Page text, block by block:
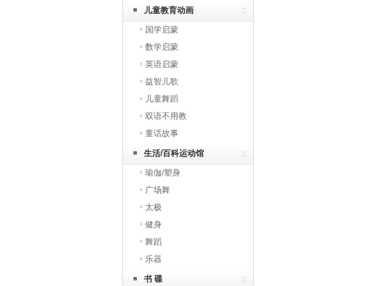
儿童教育动画
国学启蒙
数学启蒙
英语启蒙
益智儿歌
儿童舞蹈
双语不用教
童话故事
生活/百科运动馆
瑜伽/塑身
广场舞
太极
健身
舞蹈
乐器
书 碟